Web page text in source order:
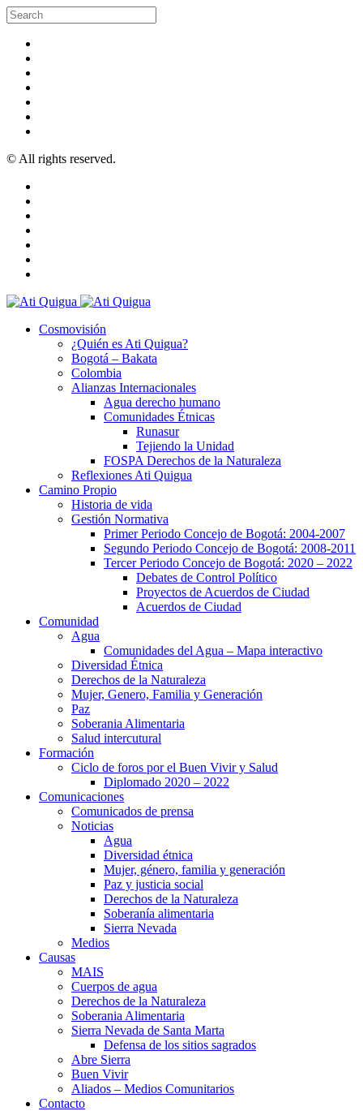
© All rights reserved.
Cosmovisión
¿Quién es Ati Quigua?
Bogotá – Bakata
Colombia
Alianzas Internacionales
Agua derecho humano
Comunidades Étnicas
Runasur
Tejiendo la Unidad
FOSPA Derechos de la Naturaleza
Reflexiones Ati Quigua
Camino Propio
Historia de vida
Gestión Normativa
Primer Periodo Concejo de Bogotá: 2004-2007
Segundo Periodo Concejo de Bogotá: 2008-2011
Tercer Periodo Concejo de Bogotá: 2020 – 2022
Debates de Control Político
Proyectos de Acuerdos de Ciudad
Acuerdos de Ciudad
Comunidad
Agua
Comunidades del Agua – Mapa interactivo
Diversidad Étnica
Derechos de la Naturaleza
Mujer, Genero, Familia y Generación
Paz
Soberania Alimentaria
Salud intercutural
Formación
Ciclo de foros por el Buen Vivir y Salud
Diplomado 2020 – 2022
Comunicaciones
Comunicados de prensa
Noticias
Agua
Diversidad étnica
Mujer, género, familia y generación
Paz y justicia social
Derechos de la Naturaleza
Soberanía alimentaria
Sierra Nevada
Medios
Causas
MAIS
Cuerpos de agua
Derechos de la Naturaleza
Soberania Alimentaria
Sierra Nevada de Santa Marta
Defensa de los sitios sagrados
Abre Sierra
Buen Vivir
Aliados – Medios Comunitarios
Contacto